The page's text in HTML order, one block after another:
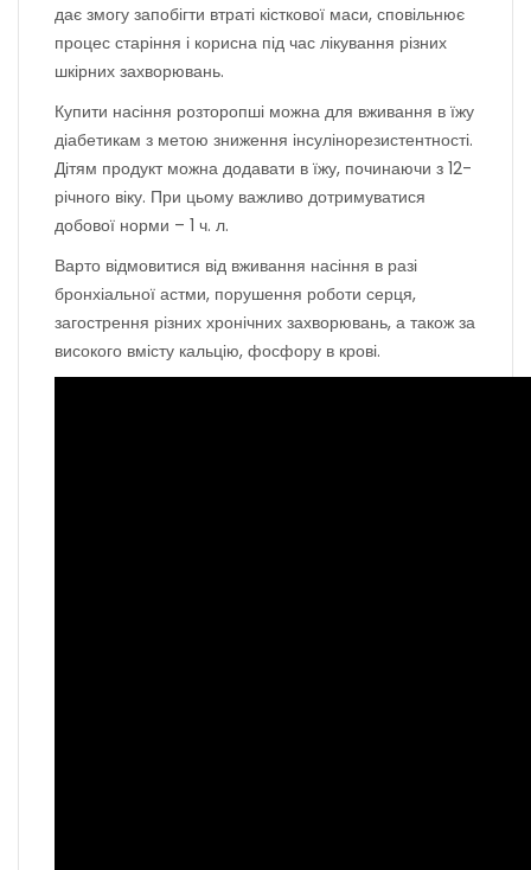
дає змогу запобігти втраті кісткової маси, сповільнює
процес старіння і корисна під час лікування різних
шкірних захворювань.
Купити насіння розторопші можна для вживання в їжу
діабетикам з метою зниження інсулінорезистентності.
Дітям продукт можна додавати в їжу, починаючи з 12-
річного віку. При цьому важливо дотримуватися
добової норми – 1 ч. л.
Варто відмовитися від вживання насіння в разі
бронхіальної астми, порушення роботи серця,
загострення різних хронічних захворювань, а також за
високого вмісту кальцію, фосфору в крові.